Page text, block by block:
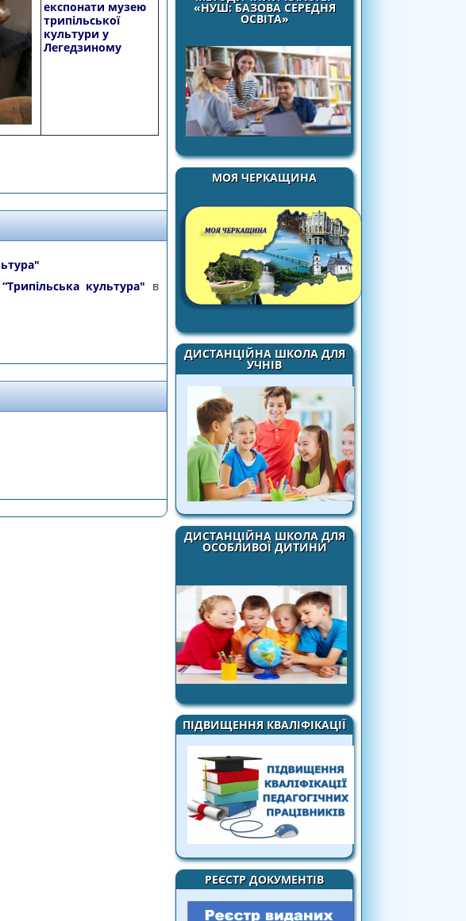
«НУШ: БАЗОВА СЕРЕДНЯ
ОСВІТА»
МОЯ ЧЕРКАЩИНА
ДИСТАНЦІЙНА ШКОЛА ДЛЯ
УЧНІВ
ДИСТАНЦІЙНА ШКОЛА ДЛЯ
ОСОБЛИВОЇ ДИТИНИ
ПІДВИЩЕННЯ КВАЛІФІКАЦІЇ
РЕЄСТР ДОКУМЕНТІВ
експонати музею
трипільської
культури у
Легедзиному
культура" в